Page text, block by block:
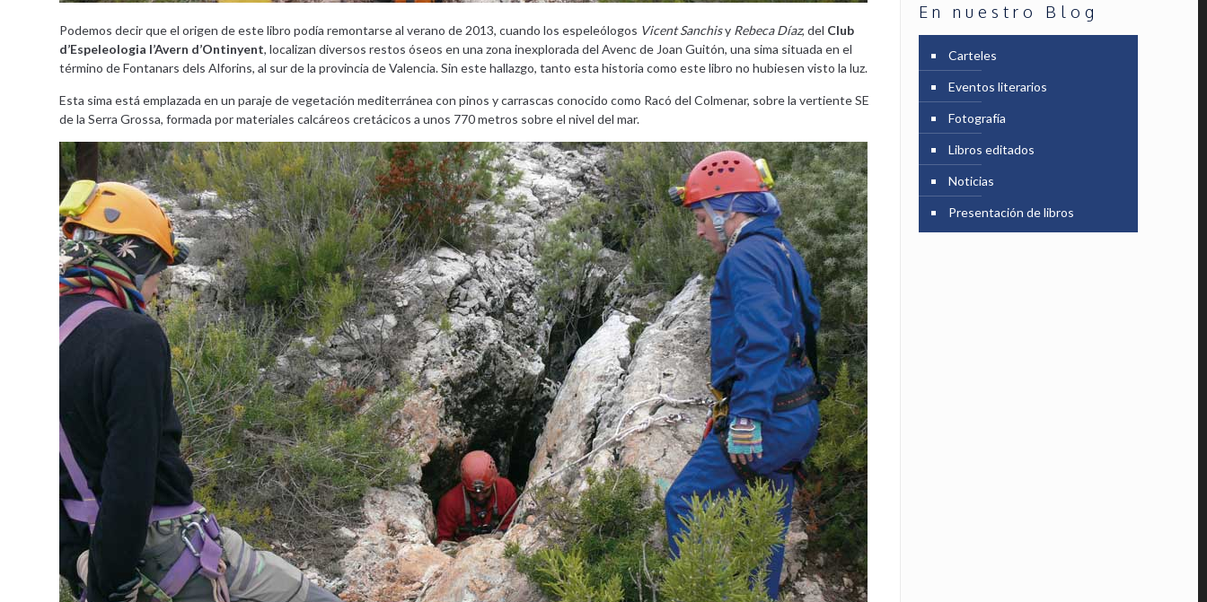
Podemos decir que el origen de este libro podía remontarse al verano de 2013, cuando los espeleólogos Vicent Sanchisy Rebeca Díaz, del Club
d’Espeleologia l’Avern d’Ontinyent, localizan diversos restos óseos en una zona inexplorada del Avenc de Joan Guitón, una sima situada en el
término de Fontanars dels Alforins, al sur de la provincia de Valencia. Sin este hallazgo, tanto esta historia como este libro no hubiesen visto la luz.
Esta sima está emplazada en un paraje de vegetación mediterránea con pinos y carrascas conocido como Racó del Colmenar, sobre la vertiente SE
de la Serra Grossa, formada por materiales calcáreos cretácicos a unos 770 metros sobre el nivel del mar.
En nuestro Blog
Carteles
Eventos literarios
Fotografía
Libros editados
Noticias
Presentación de libros